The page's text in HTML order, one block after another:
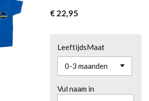
€ 22,95
LeeftijdsMaat
Vul naam in